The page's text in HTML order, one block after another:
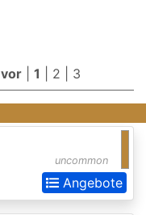
vor 1 2 3
uncommon
Angebote